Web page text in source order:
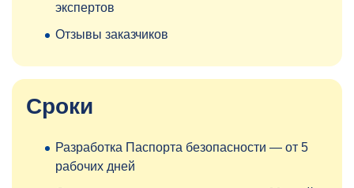
экспертов
Отзывы заказчиков
Сроки
Разработка Паспорта безопасности — от 5
рабочих дней